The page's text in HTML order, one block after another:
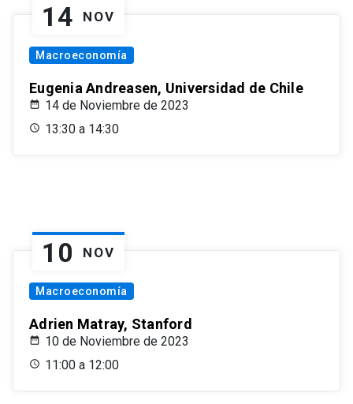
14 NOV
Macroeconomía
Eugenia Andreasen, Universidad de Chile
14 de Noviembre de 2023
13:30 a 14:30
10 NOV
Macroeconomía
Adrien Matray, Stanford
10 de Noviembre de 2023
11:00 a 12:00